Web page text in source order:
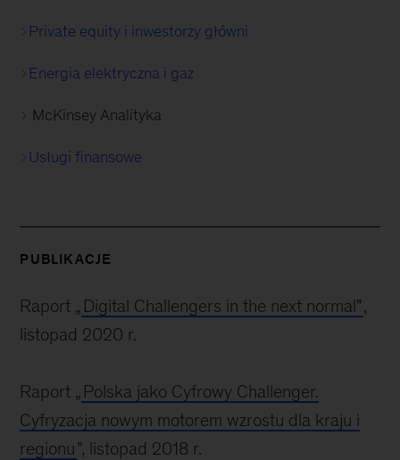
Private equity i inwestorzy główni
Energia elektryczna i gaz
McKinsey Analityka
Usługi finansowe
PUBLIKACJE
Raport „ Digital Challengers in the next normal",
listopad 2020 r.
Raport „ Polska jako Cyfrowy Challenger.
Cyfryzacja nowym motorem wzrostu dla kraju i
regionu”, listopad 2018 r.